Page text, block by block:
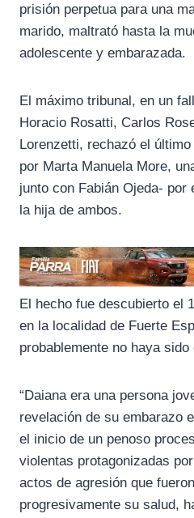
e
b
e
g
t
s
prisión perpetua para una
marido, maltrató hasta la
adolescente y embarazada.
El máximo tribunal, en un
Horacio Rosatti, Carlos
Lorenzetti, rechazó el
por Marta Manuela More,
junto con Fabián Ojeda- por
la hija de ambos.
El hecho fue descubierto el
en la localidad de Fuerte
probablemente no haya
“Daiana era una persona
revelación de su embarazo
el inicio de un penoso
violentas protagonizadas
actos de agresión que
progresivamente su salud,